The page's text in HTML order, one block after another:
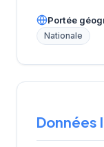
Portée
Nationale
Données